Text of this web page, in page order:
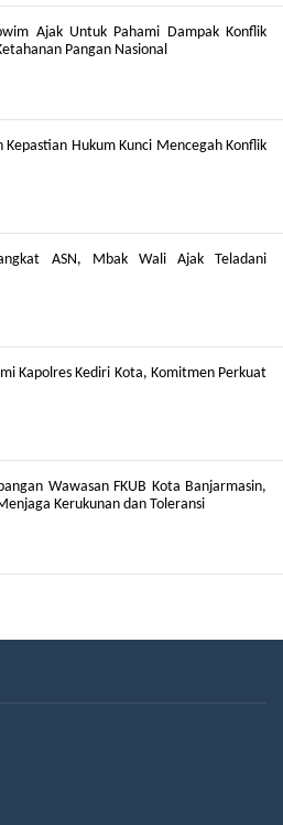
Ajak Untuk Pahami Dampak Konflik
Pangan Nasional
Kepastian Hukum Kunci Mencegah Konflik
ASN, Mbak Wali Ajak Teladani
Kapolres Kediri Kota, Komitmen Perkuat
Wawasan FKUB Kota Banjarmasin,
Kerukunan dan Toleransi